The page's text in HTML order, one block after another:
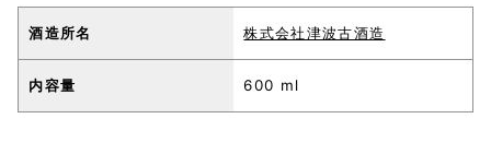
酒造所名 株式会社津波古酒造
内容量 600 ml